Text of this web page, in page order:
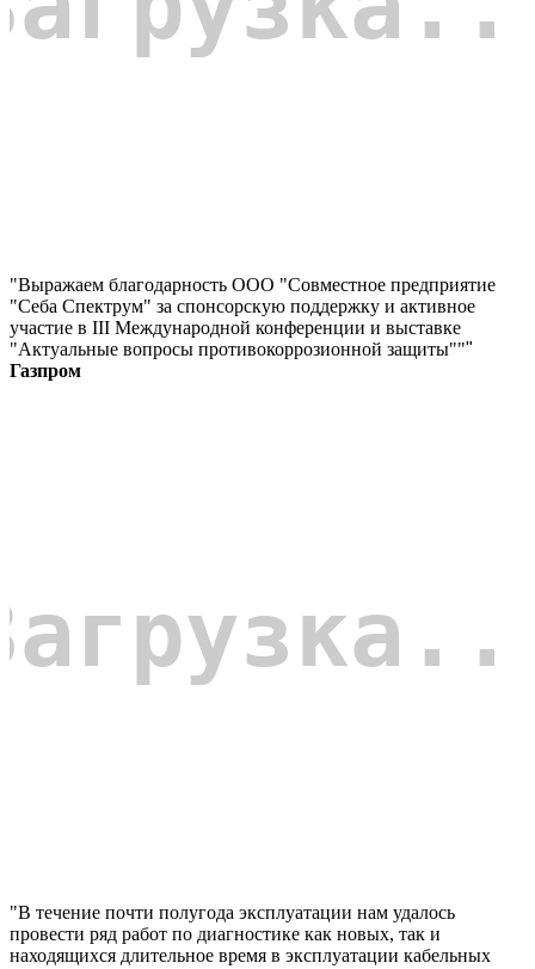
"Выражаем благодарность ООО "Совместное предприятие
"Себа Спектрум" за спонсорскую поддержку и активное
участие в III Международной конференции и выставке
"Актуальные вопросы противокоррозионной защиты"""
Газпром
"В течение почти полугода эксплуатации нам удалось
провести ряд работ по диагностике как новых, так и
находящихся длительное время в эксплуатации кабельных